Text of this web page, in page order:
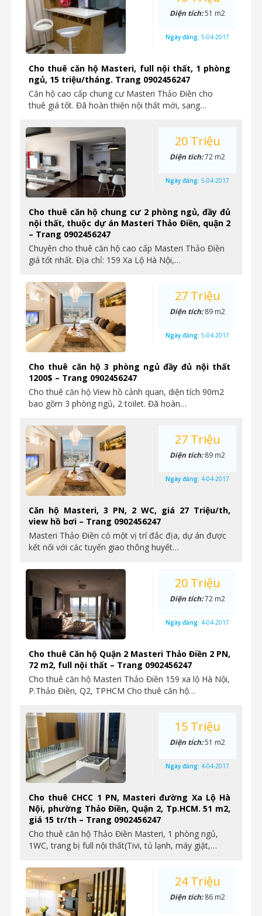
Cho thuê căn hộ Masteri, full nội thất, 1 phòng
ngủ, 15 triệu/tháng. Trang 0902456247
Căn hộ cao cấp chung cư Masteri Thảo Điền cho
thuê giá tốt. Đã hoàn thiện nội thất mới, sang…
Diện tích:51 m2
Ngày đăng: 5-04-2017
Cho thuê căn hộ chung cư 2 phòng ngủ, đầy đủ
nội thất, thuộc dự án Masteri Thảo Điền, quận 2
– Trang 0902456247
Chuyên cho thuê căn hộ cao cấp Masteri Thảo Điền
giá tốt nhất. Địa chỉ: 159 Xa Lộ Hà Nội,…
20 Triệu
Diện tích:72 m2
Ngày đăng: 5-04-2017
Cho thuê căn hộ 3 phòng ngủ đầy đủ nội thất
1200$ – Trang 0902456247
Cho thuê căn hộ View hồ cảnh quan, diện tích 90m2
bao gồm 3 phòng ngủ, 2 toilet. Đã hoàn…
27 Triệu
Diện tích:89 m2
Ngày đăng: 5-04-2017
Căn hộ Masteri, 3 PN, 2 WC, giá 27 Triệu/th,
view hồ bơi – Trang 0902456247
Masteri Thảo Điền có một vị trí đắc địa, dự án được
kết nối với các tuyến giao thông huyết…
27 Triệu
Diện tích:89 m2
Ngày đăng: 4-04-2017
Cho thuê Căn hộ Quận 2 Masteri Thảo Điền 2 PN,
72 m2, full nội thất – Trang 0902456247
Cho thuê căn hộ Masteri Thảo Điền 159 xa lộ Hà Nội,
P.Thảo Điền, Q2, TPHCM Cho thuê căn hộ…
20 Triệu
Diện tích:72 m2
Ngày đăng: 4-04-2017
Cho thuê CHCC 1 PN, Masteri đường Xa Lộ Hà
Nội, phường Thảo Điền, Quận 2, Tp.HCM. 51 m2,
giá 15 tr/th – Trang 0902456247
Cho thuê căn hộ Thảo Điền Masteri, 1 phòng ngủ,
1WC, trang bị full nội thất(Tivi, tủ lạnh, máy giặt,…
15 Triệu
Diện tích:51 m2
Ngày đăng: 4-04-2017
24 Triệu
Diện tích:86 m2